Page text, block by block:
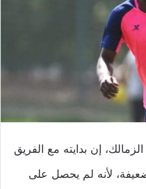
إن بدايته مع الفريق
2017-2018 كانت ضعيفة، لأنه لم يحصل على